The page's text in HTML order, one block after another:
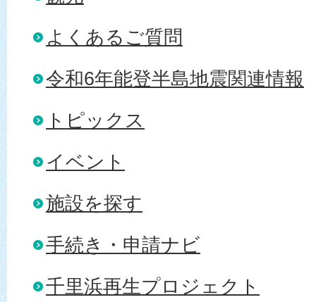
よくあるご質問
令和6年能登半島地震関連情報
トピックス
イベント
施設を探す
手続き・申請ナビ
千里浜再生プロジェクト